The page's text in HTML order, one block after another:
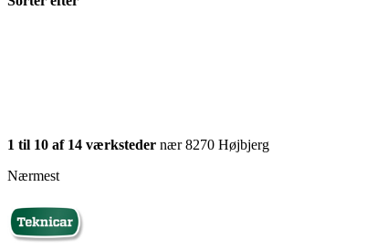
1 til 10 af 14 værksteder nær 8270 Højbjerg
Nærmest